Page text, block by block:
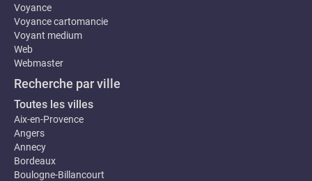
Voyance
Voyance cartomancie
Voyant medium
Web
Webmaster
Recherche par ville
Toutes les villes
Aix-en-Provence
Angers
Annecy
Bordeaux
Boulogne-Billancourt